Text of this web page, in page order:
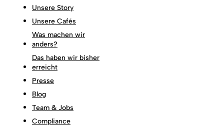
Unsere Story
Unsere Cafés
Was machen wir
anders?
Das haben wir bisher
erreicht
Presse
Blog
Team & Jobs
Compliance